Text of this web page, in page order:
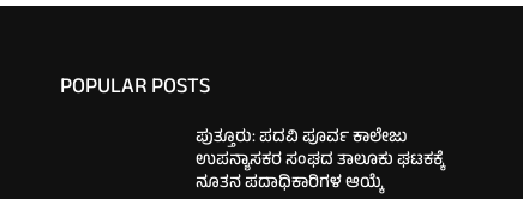
POPULAR POSTS
ಪುತ್ತೂರು: ಪದವಿ ಪೂರ್ವ ಕಾಲೇಜು
ಉಪನ್ಯಾಸಕರ ಸಂಘದ ತಾಲೂಕು ಘಟಕಕ್ಕೆ
ನೂತನ ಪದಾಧಿಕಾರಿಗಳ ಆಯ್ಕೆ